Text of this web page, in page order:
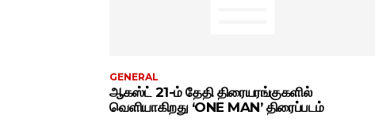
GENERAL
ஆகஸ்ட் 21-ம் தேதி திரையரங்குகளில்
வெளியாகிறது ‘ONE MAN’ திரைப்படம்